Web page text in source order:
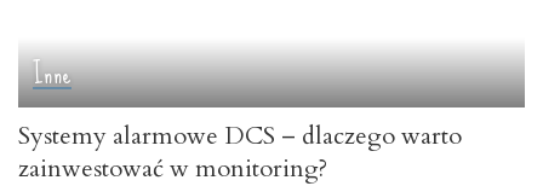
Inne
Systemy alarmowe DCS – dlaczego warto
zainwestować w monitoring?